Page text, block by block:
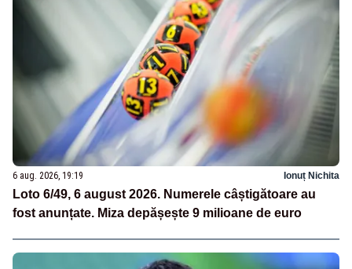
6 aug. 2026, 19:19 Ionuț Nichita
Loto 6/49, 6 august 2026. Numerele câștigătoare au
fost anunțate. Miza depășește 9 milioane de euro